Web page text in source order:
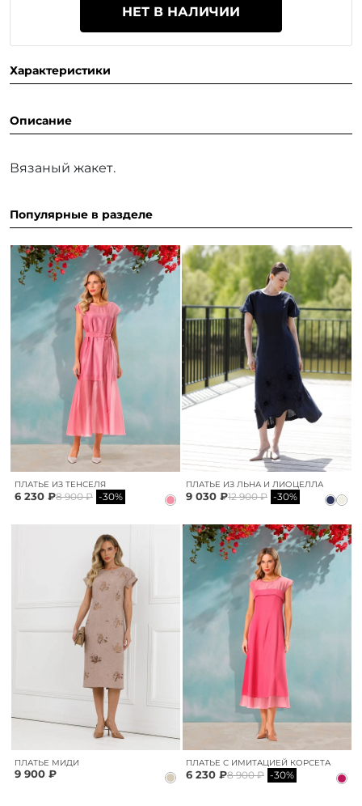
НЕТ В НАЛИЧИИ
Характеристики
Описание
Вязаный жакет.
Популярные в разделе
ПЛАТЬЕ ИЗ ТЕНСЕЛЯ
6 230 ₽8 900 ₽ -30%
ПЛАТЬЕ ИЗ ЛЬНА И ЛИОЦЕЛЛА
9 030 ₽12 900 ₽ -30%
ПЛАТЬЕ МИДИ
9 900 ₽
ПЛАТЬЕ С ИМИТАЦИЕЙ КОРСЕТА
6 230 ₽8 900 ₽ -30%